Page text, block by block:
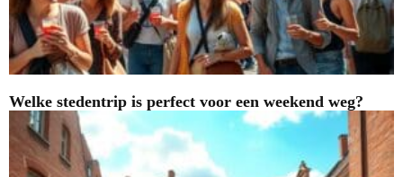
Welke stedentrip is perfect voor een weekend weg?